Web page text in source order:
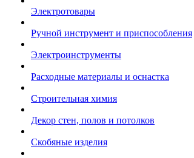
Электротовары
Ручной инструмент и приспособления
Электроинструменты
Расходные материалы и оснастка
Строительная химия
Декор стен, полов и потолков
Скобяные изделия